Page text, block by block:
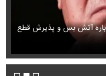
آتش بس و پذیرش قطع